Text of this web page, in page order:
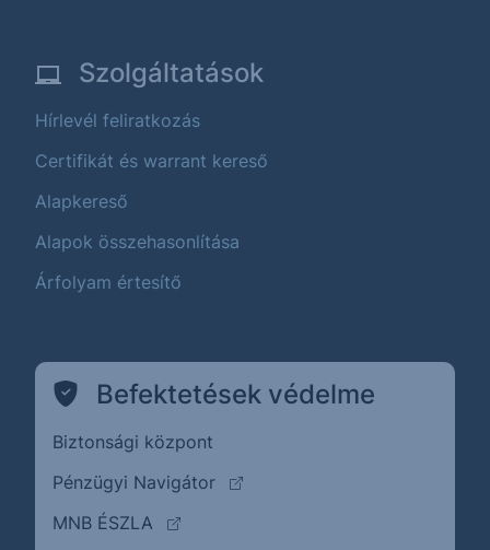
Szolgáltatások
Hírlevél feliratkozás
Certifikát és warrant kereső
Alapkereső
Alapok összehasonlítása
Árfolyam értesítő
Befektetések védelme
Biztonsági központ
Pénzügyi Navigátor
(külső oldalra ugrik)
MNB ÉSZLA
(külső oldalra ugrik)